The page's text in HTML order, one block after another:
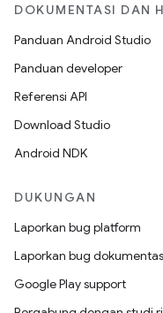
DOKUMENTASI DAN
Panduan Android Studio
Panduan developer
Referensi API
Download Studio
Android NDK
DUKUNGAN
Laporkan bug platform
Laporkan bug
Google Play support